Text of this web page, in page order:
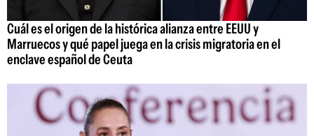
Cuál es el origen de la histórica alianza entre EEUU y
Marruecos y qué papel juega en la crisis migratoria en el
enclave español de Ceuta